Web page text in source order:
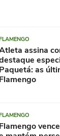
assina
Paquetá: as
Flamengo
Flamengo